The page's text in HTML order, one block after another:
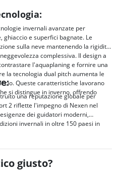
invernali avanzate per
e superfici bagnate. Le
sulla neve mantenendo la rigidità
complessiva. Il design a
l'aquaplaning e fornire una
la tecnologia dual pitch aumenta le
Queste caratteristiche lavorano
si distingue in inverno, offrendo
una reputazione globale per
2 riflette l'impegno di Nexen nel
dei guidatori moderni,
invernali in oltre 150 paesi in
giusto?